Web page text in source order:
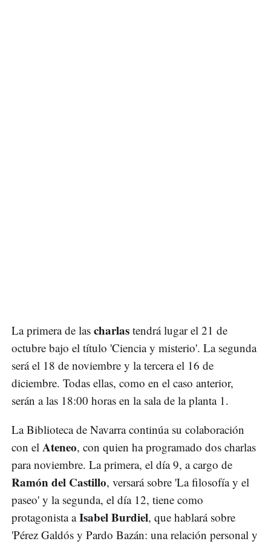
La primera de las charlas tendrá lugar el 21 de
octubre bajo el título 'Ciencia y misterio'. La segunda
será el 18 de noviembre y la tercera el 16 de
diciembre. Todas ellas, como en el caso anterior,
serán a las 18:00 horas en la sala de la planta 1.
La Biblioteca de Navarra continúa su colaboración
con el Ateneo, con quien ha programado dos charlas
para noviembre. La primera, el día 9, a cargo de
Ramón del Castillo, versará sobre 'La filosofía y el
paseo' y la segunda, el día 12, tiene como
protagonista aIsabel Burdiel, que hablará sobre
'Pérez Galdós y Pardo Bazán: una relación personal y